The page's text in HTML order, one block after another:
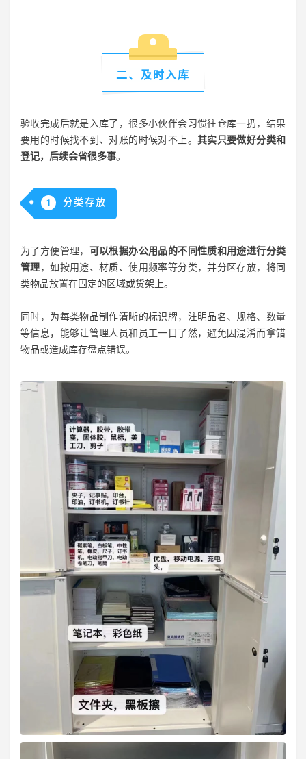
二、及时入库
验收完成后就是入库了，很多小伙伴会习惯往仓库一扔，结果
要用的时候找不到、对账的时候对不上。 其实只要做好分类和
登记，后续会省很多事。
1 分类存放
为了方便管理， 可以根据办公用品的不同性质和用途进行分类
管理，如按用途、材质、使用频率等分类，并分区存放，将同
类物品放置在固定的区域或货架上。
同时，为每类物品制作清晰的标识牌，注明品名、规格、数量
等信息，能够让管理人员和员工一目了然，避免因混淆而拿错
物品或造成库存盘点错误。